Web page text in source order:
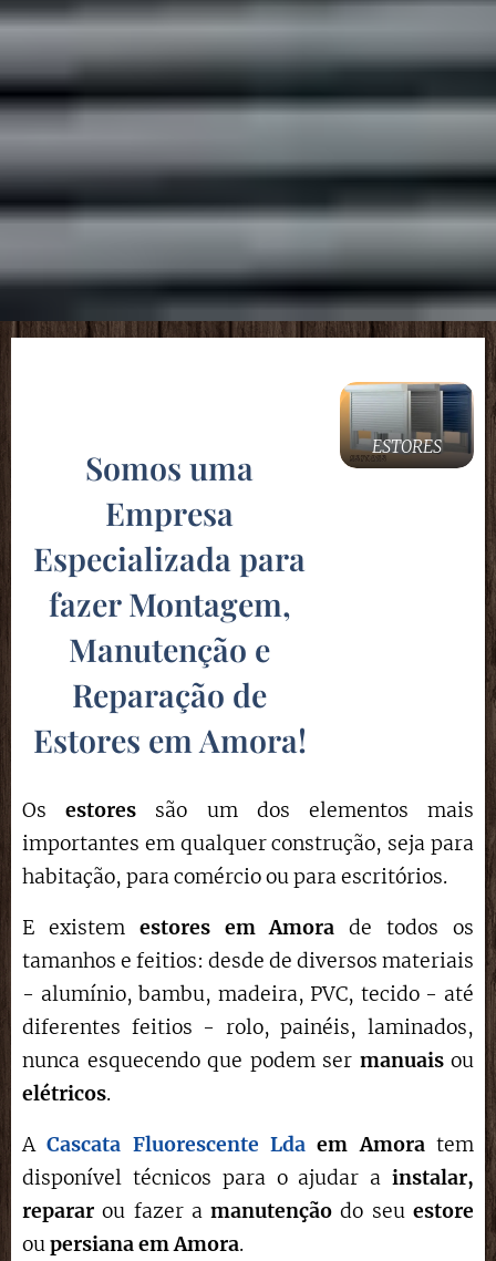
ESTORES
Somos uma
Empresa
Especializada para
fazer Montagem,
Manutenção e
Reparação de
Estores em Amora!
Os estores são um dos elementos mais
importantes em qualquer construção, seja para
habitação, para comércio ou para escritórios.
E existem estores em Amorade todos os
tamanhos e feitios: desde de diversos materiais
- alumínio, bambu, madeira, PVC, tecido - até
diferentes feitios - rolo, painéis, laminados,
nunca esquecendo que podem ser manuaisou
elétricos.
ACascata Fluorescente Lda em Amoratem
disponível técnicos para o ajudar a instalar,
reparar ou fazer amanutenção do seuestore
oupersiana emAmora.